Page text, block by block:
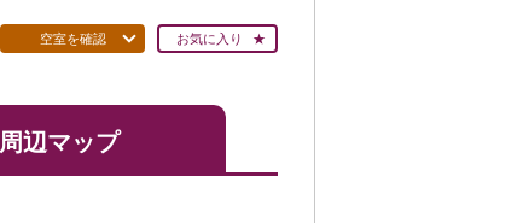
空室を確認 お気に入り
周辺マップ